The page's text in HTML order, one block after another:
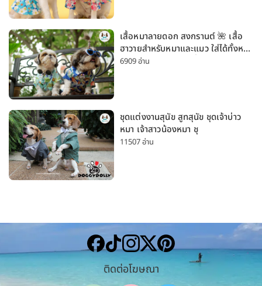
เสื้อหมาลายดอก สงกรานต์ 🌺 เสื้อ
ฮาวายสำหรับหมาและแมว ใส่ได้ทั้งหมา
เล็กและหมาใหญ่ ใส่เที่ยวทะเลน่ารัก
6909 อ่าน
ชุดแต่งงานสุนัข สูทสุนัข ชุดเจ้าบ่าว
หมา เจ้าสาวน้องหมา ชุ
11507 อ่าน
ติดต่อโฆษณา